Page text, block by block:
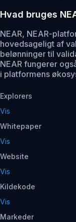
Hvad bruges
NEAR, NEAR-
hovedsageligt af
belønninger til
NEAR fungerer
i platformens
Explorers
Vis
Whitepaper
Vis
Website
Vis
Kildekode
Vis
Markeder